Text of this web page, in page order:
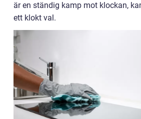
är en ständig kamp mot klockan,
ett klokt val.